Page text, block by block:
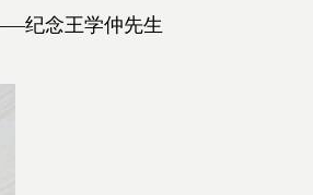
纪念王学仲先生